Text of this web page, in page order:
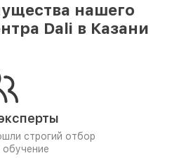
нашего
Dali в Казани
строгий отбор
обучение